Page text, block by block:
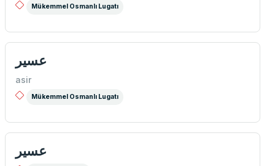
Mükemmel Osmanlı Lugatı
عسير
asir
Mükemmel Osmanlı Lugatı
عسير